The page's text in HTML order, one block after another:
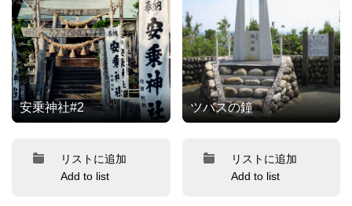
安乗神社#2
リストに追加
Add to list
ツバスの鐘
リストに追加
Add to list